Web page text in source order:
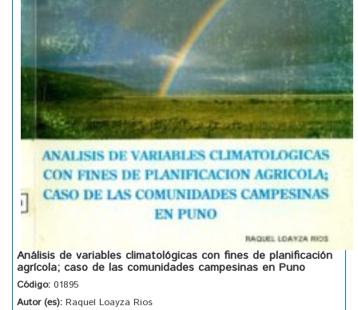
Análisis de variables climatológicas con fines de planificación
agrícola; caso de las comunidades campesinas en Puno
Código: 01895
Autor (es): Raquel Loayza Rios